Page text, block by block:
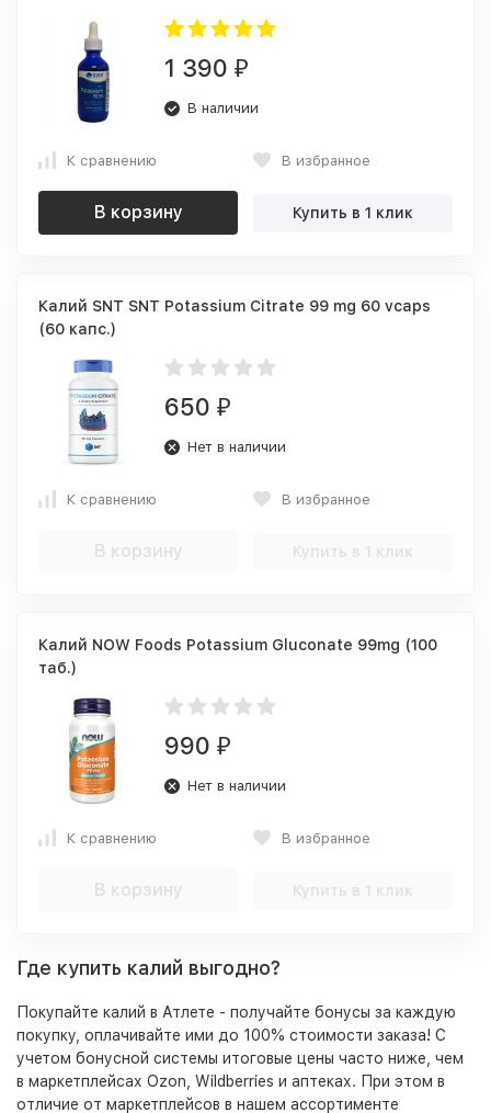
1 390 ₽
В наличии
К сравнению В избранное
В корзину Купить в 1 клик
Калий SNT SNT Potassium Citrate 99 mg 60 vcaps
(60 капс.)
650 ₽
Нет в наличии
К сравнению В избранное
В корзину Купить в 1 клик
Калий NOW Foods Potassium Gluconate 99mg (100
таб.)
990 ₽
Нет в наличии
К сравнению В избранное
В корзину Купить в 1 клик
Где купить калий выгодно?
Покупайте калий в Атлете - получайте бонусы за каждую
покупку, оплачивайте ими до 100% стоимости заказа! С
учетом бонусной системы итоговые цены часто ниже, чем
в маркетплейсах Ozon, Wildberries и аптеках. При этом в
отличие от маркетплейсов в нашем ассортименте